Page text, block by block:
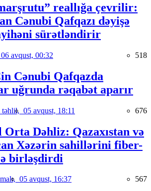
reallığa çevrilir:
Cənubi Qafqazı dəyişə
sürətləndirir
06 avqust, 00:32 518
Cənubi Qafqazda
uğrunda rəqabət aparır
təhlil, 05 avqust, 18:11 676
Orta Dəhliz: Qazaxıstan və
Xəzərin sahillərini fiber-
birləşdirdi
05 avqust, 16:37 567